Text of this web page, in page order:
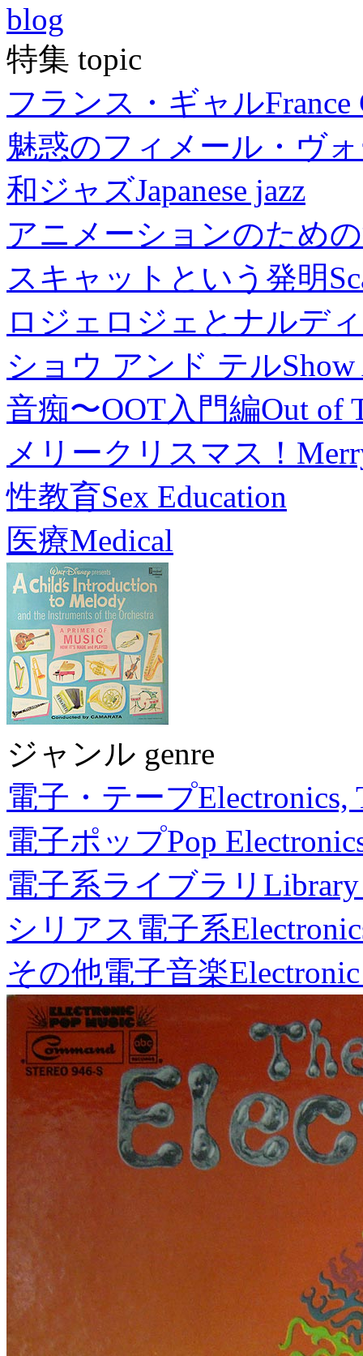
blog
特集 topic
フランス・ギャルFrance
魅惑のフィメール・ヴ
和ジャズJapanese jazz
アニメーションのため
スキャットという発明
ロジェロジェとナルデ
ショウ アンド テル
音痴〜OOT入門編Out of
メリークリスマス！
性教育Sex Education
医療Medical
ジャンル genre
電子・テープElectronics,
電子ポップPop
電子系ライブラリ
シリアス電子系
その他電子音楽